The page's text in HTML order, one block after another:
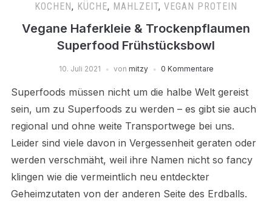
KOCHEN, KÜCHE, MAHLZEIT, VEGAN PROTEIN
Vegane Haferkleie & Trockenpflaumen
Superfood Frühstücksbowl
10. Juli 2021 von mitzy 0 Kommentare
Superfoods müssen nicht um die halbe Welt gereist
sein, um zu Superfoods zu werden – es gibt sie auch
regional und ohne weite Transportwege bei uns.
Leider sind viele davon in Vergessenheit geraten oder
werden verschmäht, weil ihre Namen nicht so fancy
klingen wie die vermeintlich neu entdeckter
Geheimzutaten von der anderen Seite des Erdballs.